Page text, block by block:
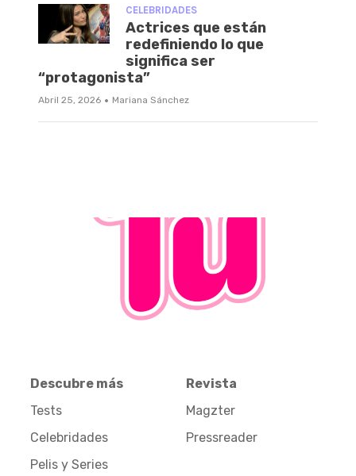
CELEBRIDADES
Actrices que están
redefiniendo lo que
significa ser
“protagonista”
Abril 25, 2026 · Mariana Sánchez
Descubre más
Tests
Celebridades
Pelis y Series
Revista
Magzter
Pressreader